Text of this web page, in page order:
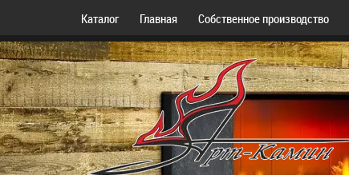
Каталог Главная Собственное производство